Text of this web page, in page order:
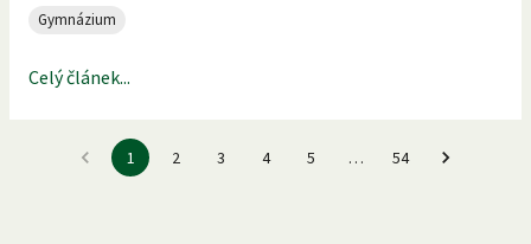
Gymnázium
Celý článek...
1 2 3 4 5 … 54